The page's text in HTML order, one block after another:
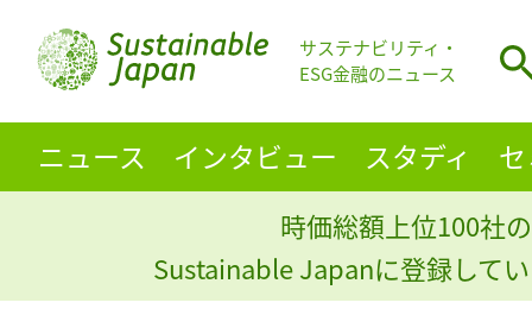
サステナビリティ・
ESG金融のニュース
ニュース インタビュー スタディ
時価総額上位100社
Sustainable Japanに登録して